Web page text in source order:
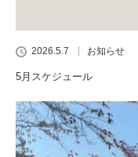
2026.5.7 お知らせ
5月スケジュール